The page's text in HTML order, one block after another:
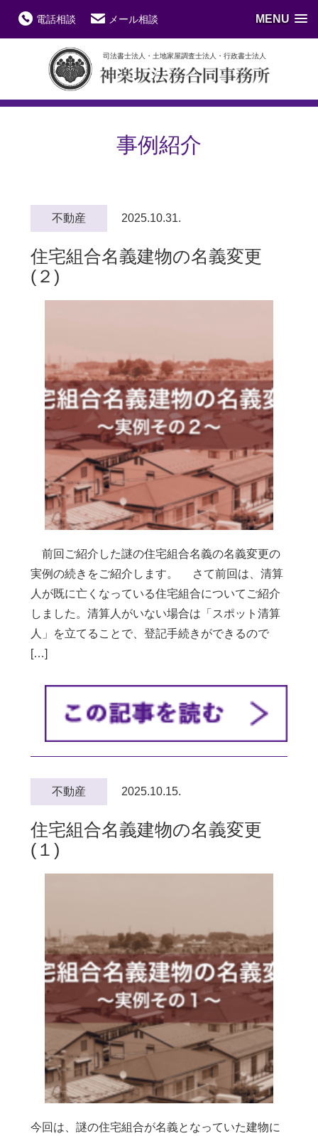
MENU
電話相談 メール相談
司法書士法人・土地家屋調査士法人・行政書士法人
事例紹介
不動産 2025.10.31.
住宅組合名義建物の名義変更
(２)
前回ご紹介した謎の住宅組合名義の名義変更の
実例の続きをご紹介します。 さて前回は、清算
人が既に亡くなっている住宅組合についてご紹介
しました。清算人がいない場合は「スポット清算
人」を立てることで、登記手続きができるので
[…]
不動産 2025.10.15.
住宅組合名義建物の名義変更
(１)
今回は、謎の住宅組合が名義となっていた建物に